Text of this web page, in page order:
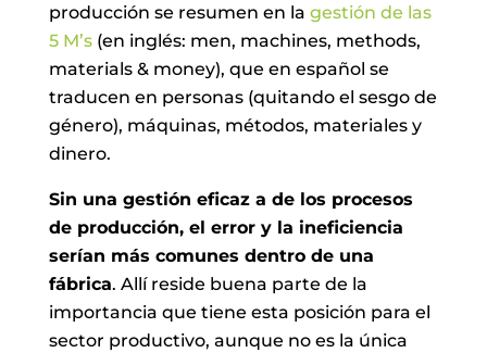
producción se resumen en la gestión de las
5 M’s(en inglés: men, machines, methods,
materials & money), que en español se
traducen en personas (quitando el sesgo de
género), máquinas, métodos, materiales y
dinero.
Sin una gestión eficaz a de los procesos
de producción, el error y la ineficiencia
serían más comunes dentro de una
fábrica. Allí reside buena parte de la
importancia que tiene esta posición para el
sector productivo, aunque no es la única